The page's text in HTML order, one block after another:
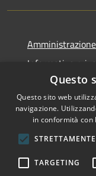
Informativa
Note legali
Dichiarazione di
RSS
Questo
Questo sito web
navigazione.
in conformità con
TARGETING